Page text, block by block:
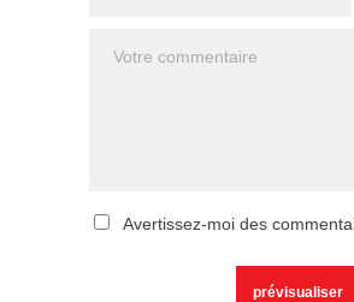
Avertissez-moi des